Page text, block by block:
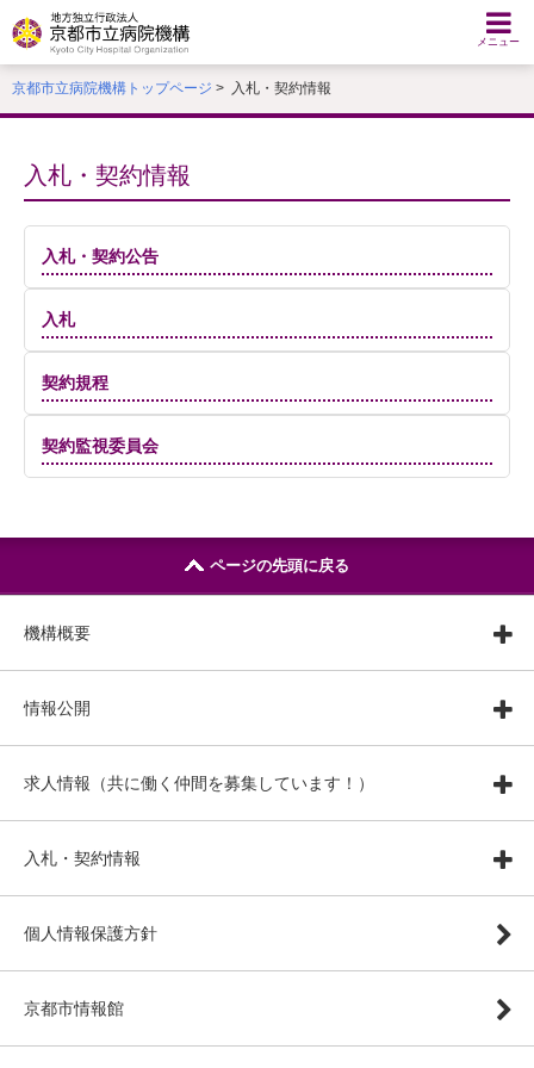
文
へ
移
動
メニュー
京都市立病院機構トップページ > 入札・契約情報
入札・契約情報
入札・契約公告
入札
契約規程
契約監視委員会
ページの先頭に戻る
機構概要
情報公開
求人情報（共に働く仲間を募集しています！）
入札・契約情報
個人情報保護方針
京都市情報館